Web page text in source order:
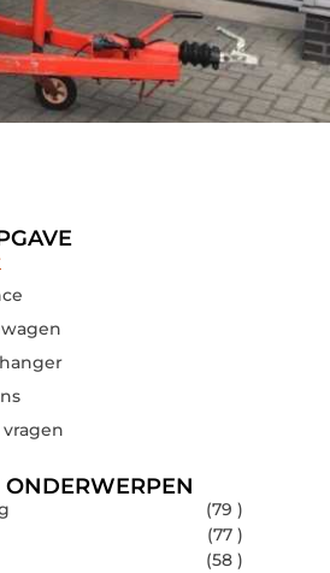
(79 )
(77 )
(58 )